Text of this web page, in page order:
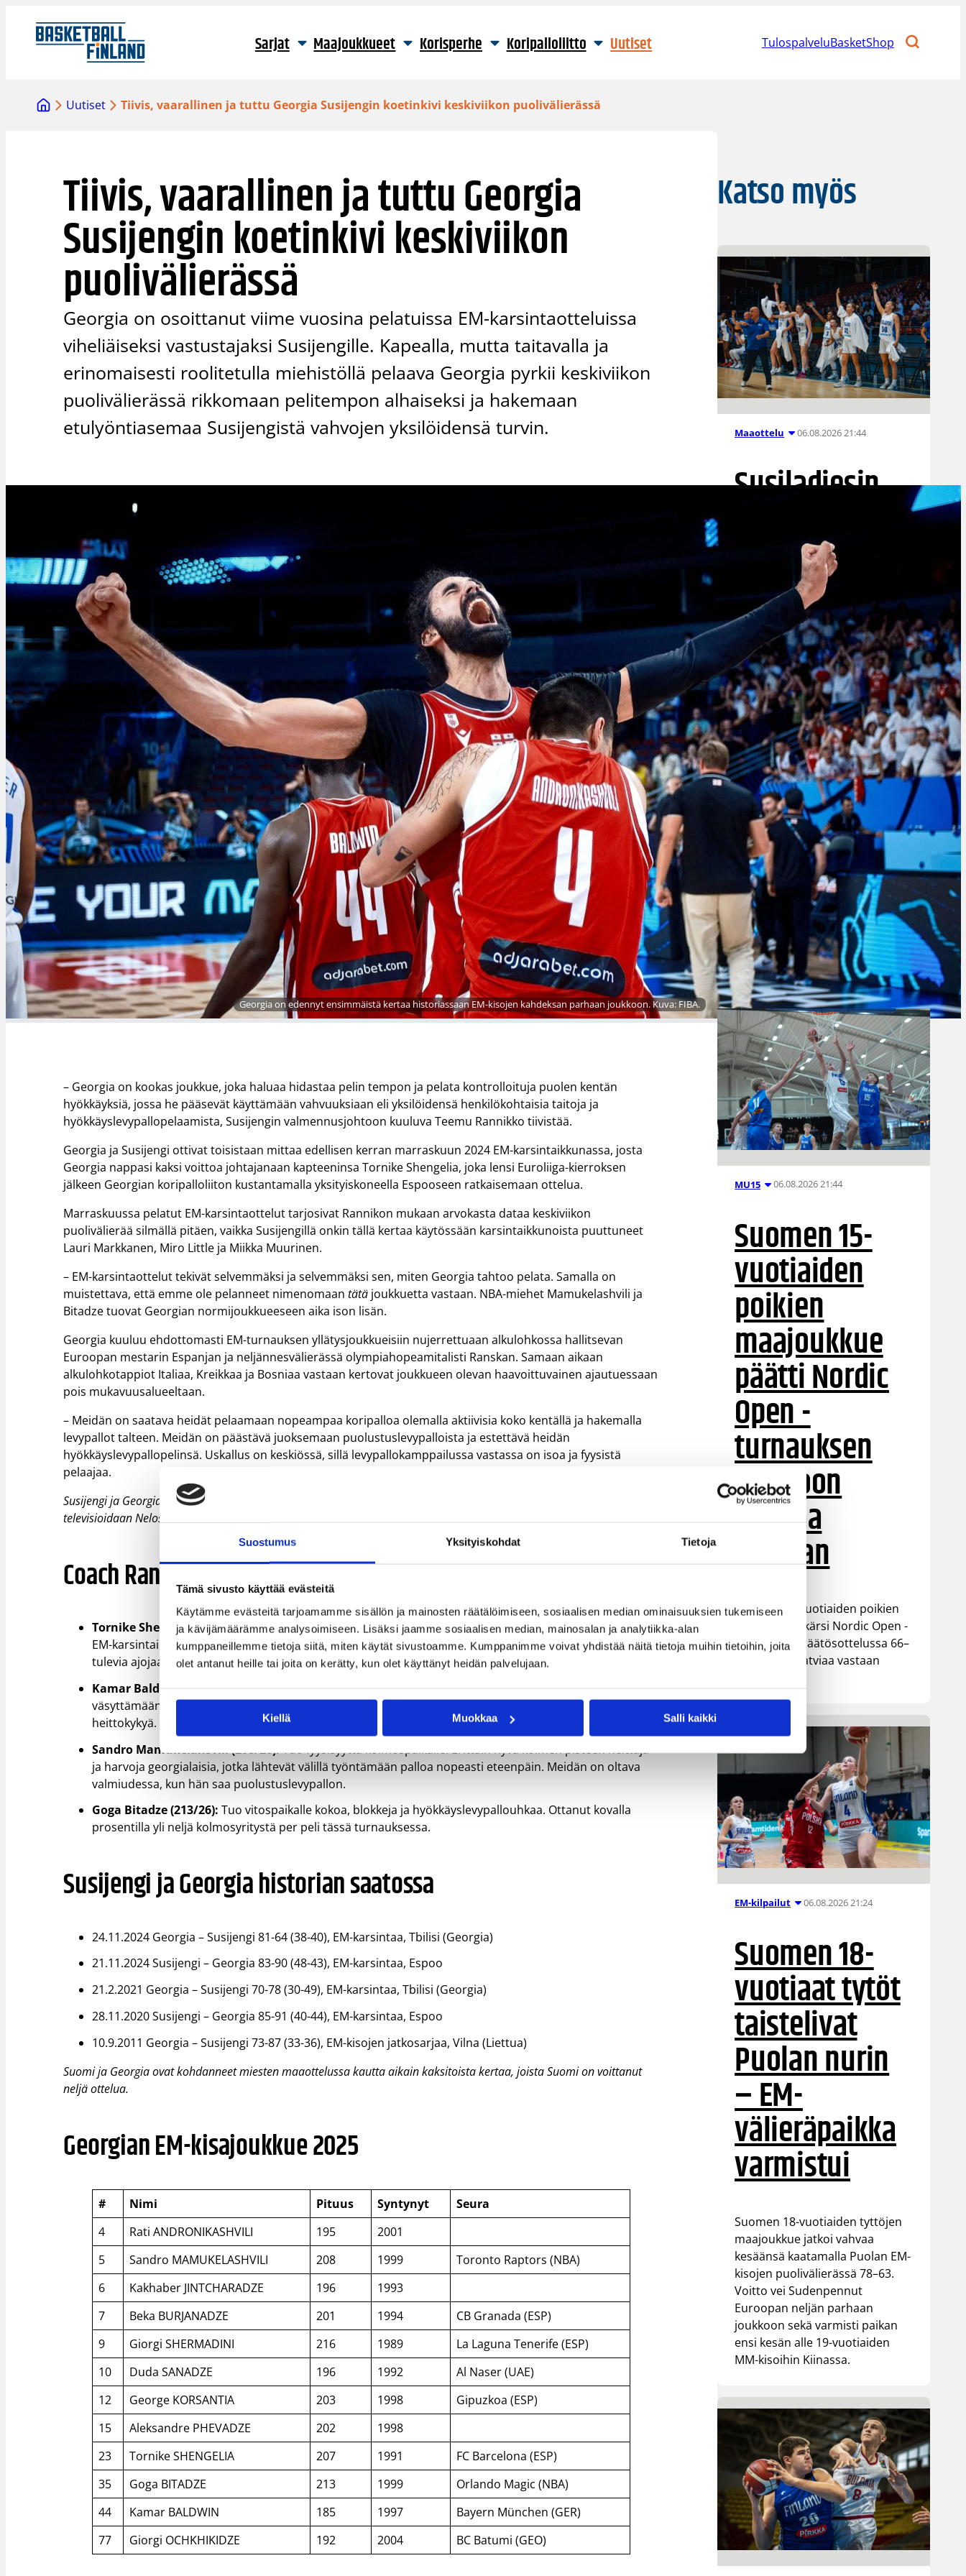
Suostumus Yksityiskohdat Tietoja
Tämä sivusto käyttää evästeitä
Käytämme evästeitä tarjoamamme sisällön ja mainosten räätälöimiseen, sosiaalisen median ominaisuuksien tukemiseen
ja kävijämäärämme analysoimiseen. Lisäksi jaamme sosiaalisen median, mainosalan ja analytiikka-alan
kumppaneillemme tietoja siitä, miten käytät sivustoamme. Kumppanimme voivat yhdistää näitä tietoja muihin tietoihin, joita
olet antanut heille tai joita on kerätty, kun olet käyttänyt heidän palvelujaan.
Kiellä Muokkaa Salli kaikki
sisältöön
Sarjat Maajoukkueet Korisperhe Koripalloliitto Uutiset TulospalveluBasketShop
Uutiset Tiivis, vaarallinen ja tuttu Georgia Susijengin koetinkivi keskiviikon puolivälierässä
Tiivis, vaarallinen ja tuttu Georgia
Susijengin koetinkivi keskiviikon
puolivälierässä
Georgia on osoittanut viime vuosina pelatuissa EM-karsintaotteluissa
viheliäiseksi vastustajaksi Susijengille. Kapealla, mutta taitavalla ja
erinomaisesti roolitetulla miehistöllä pelaava Georgia pyrkii keskiviikon
puolivälierässä rikkomaan pelitempon alhaiseksi ja hakemaan
etulyöntiasemaa Susijengistä vahvojen yksilöidensä turvin.
Georgia on edennyt ensimmäistä kertaa historiassaan EM-kisojen kahdeksan parhaan joukkoon. Kuva: FIBA.
– Georgia on kookas joukkue, joka haluaa hidastaa pelin tempon ja pelata kontrolloituja puolen kentän
hyökkäyksiä, jossa he pääsevät käyttämään vahvuuksiaan eli yksilöidensä henkilökohtaisia taitoja ja
hyökkäyslevypallopelaamista, Susijengin valmennusjohtoon kuuluva Teemu Rannikko tiivistää.
Georgia ja Susijengi ottivat toisistaan mittaa edellisen kerran marraskuun 2024 EM-karsintaikkunassa, josta
Georgia nappasi kaksi voittoa johtajanaan kapteeninsa Tornike Shengelia, joka lensi Euroliiga-kierroksen
jälkeen Georgian koripalloliiton kustantamalla yksityiskoneella Espooseen ratkaisemaan ottelua.
Marraskuussa pelatut EM-karsintaottelut tarjosivat Rannikon mukaan arvokasta dataa keskiviikon
puolivälierää silmällä pitäen, vaikka Susijengillä onkin tällä kertaa käytössään karsintaikkunoista puuttuneet
Lauri Markkanen, Miro Little ja Miikka Muurinen.
– EM-karsintaottelut tekivät selvemmäksi ja selvemmäksi sen, miten Georgia tahtoo pelata. Samalla on
muistettava, että emme ole pelanneet nimenomaantätä joukkuetta vastaan. NBA-miehet Mamukelashvili ja
Bitadze tuovat Georgian normijoukkueeseen aika ison lisän.
Georgia kuuluu ehdottomasti EM-turnauksen yllätysjoukkueisiin nujerrettuaan alkulohkossa hallitsevan
Euroopan mestarin Espanjan ja neljännesvälierässä olympiahopeamitalisti Ranskan. Samaan aikaan
alkulohkotappiot Italiaa, Kreikkaa ja Bosniaa vastaan kertovat joukkueen olevan haavoittuvainen ajautuessaan
pois mukavuusalueeltaan.
– Meidän on saatava heidät pelaamaan nopeampaa koripalloa olemalla aktiivisia koko kentällä ja hakemalla
levypallot talteen. Meidän on päästävä juoksemaan puolustuslevypalloista ja estettävä heidän
hyökkäyslevypallopelinsä. Uskallus on keskiössä, sillä levypallokamppailussa vastassa on isoa ja fyysistä
pelaajaa.
Susijengi ja Georgia kohtaavat keskiviikkona 10.9. klo 17.00 alkaen Riian Arena Rigassa EM-puolivälierässä. Ottelu
televisioidaan Nelosella ja Ruudussa.
Coach Rannikon tärpit: seuraa heitä
Tornike Shengelia (207 cm/33 v): Georgian kapteeni ja pelin sielu, jonka kanssa olimme vaikeuksissa
EM-karsintaikkunassa. Meidän on pysyttävä kontrolloimaan hänen korinaluspelaamistaan, kaarelta
tulevia ajojaan ja kolmen pisteen heittoaan.
Kamar Baldwin (185/27):Hänen korilleajonsa pitää saada kontrolliin ja häntä on pystyttävä
väsyttämään koko kentällä. Erittäin vahva korkeassa pick and rollissa, unohtamatta kolmen pisteen
heittokykyä.
Sandro Mamukelahsvili (208/26):Tuo fyysisyyttä kolmospaikalle. Erittäin hyvä kolmen pisteen heittäjä
ja harvoja georgialaisia, jotka lähtevät välillä työntämään palloa nopeasti eteenpäin. Meidän on oltava
valmiudessa, kun hän saa puolustuslevypallon.
Goga Bitadze (213/26): Tuo vitospaikalle kokoa, blokkeja ja hyökkäyslevypallouhkaa. Ottanut kovalla
prosentilla yli neljä kolmosyritystä per peli tässä turnauksessa.
Susijengi ja Georgia historian saatossa
24.11.2024 Georgia – Susijengi 81-64 (38-40), EM-karsintaa, Tbilisi (Georgia)
21.11.2024 Susijengi – Georgia 83-90 (48-43), EM-karsintaa, Espoo
21.2.2021 Georgia – Susijengi 70-78 (30-49), EM-karsintaa, Tbilisi (Georgia)
28.11.2020 Susijengi – Georgia 85-91 (40-44), EM-karsintaa, Espoo
10.9.2011 Georgia – Susijengi 73-87 (33-36), EM-kisojen jatkosarjaa, Vilna (Liettua)
Suomi ja Georgia ovat kohdanneet miesten maaottelussa kautta aikain kaksitoista kertaa, joista Suomi on voittanut
neljä ottelua.
Georgian EM-kisajoukkue 2025
# Nimi Pituus Syntynyt
Seura
4
Rati ANDRONIKASHVILI 195
2001
5
Sandro MAMUKELASHVILI 208 1999
Toronto Raptors (NBA)
6
Kakhaber JINTCHARADZE 196
1993
7
Beka BURJANADZE 201 1994
CB Granada (ESP)
9
Giorgi SHERMADINI 216 1989
La Laguna Tenerife (ESP)
10
Duda SANADZE 196 1992
Al Naser (UAE)
12
George KORSANTIA 203 1998
Gipuzkoa (ESP)
15
Aleksandre PHEVADZE 202
1998
23
Tornike SHENGELIA 207 1991
FC Barcelona (ESP)
35
Goga BITADZE 213 1999
Orlando Magic (NBA)
44
Kamar BALDWIN 185 1997
Bayern München (GER)
77
Giorgi OCHKHIKIDZE 192 2004 BC Batumi (GEO)
Katso myös
Maaottelu 06.08.2026 21:44
Susiladiesin
rautaa
Tukholmassa
–
harvinaislaatu
inen voitto
Liettuasta
Susiladies nappasi
harvinaislaatuisen voiton
Liettuasta Tukholmassa
pelatussa maaottelussa.
Susiladies voitti vakuuttavasti
Liettuan 81-70 (48-36) Elina
Aarnisalon 22 pisteen
johdattamana. Suomi pelaa
Tukholmassa vielä toisen
ottelun, kun huomenna vastaan
tulee Ruotsi.
MU15 06.08.2026 21:44
Suomen 15-
vuotiaiden
poikien
maajoukkue
päätti Nordic
Open -
turnauksen
tappioon
Latviaa
vastaan
Suomen 15-vuotiaiden poikien
maajoukkue kärsi Nordic Open -
turnauksen päätösottelussa 66–
74-tappion Latviaa vastaan
EM-kilpailut 06.08.2026 21:24
Suomen 18-
vuotiaat tytöt
taistelivat
Puolan nurin
– EM-
välieräpaikka
varmistui
Suomen 18-vuotiaiden tyttöjen
maajoukkue jatkoi vahvaa
kesäänsä kaatamalla Puolan EM-
kisojen puolivälierässä 78–63.
Voitto vei Sudenpennut
Euroopan neljän parhaan
joukkoon sekä varmisti paikan
ensi kesän alle 19-vuotiaiden
MM-kisoihin Kiinassa.